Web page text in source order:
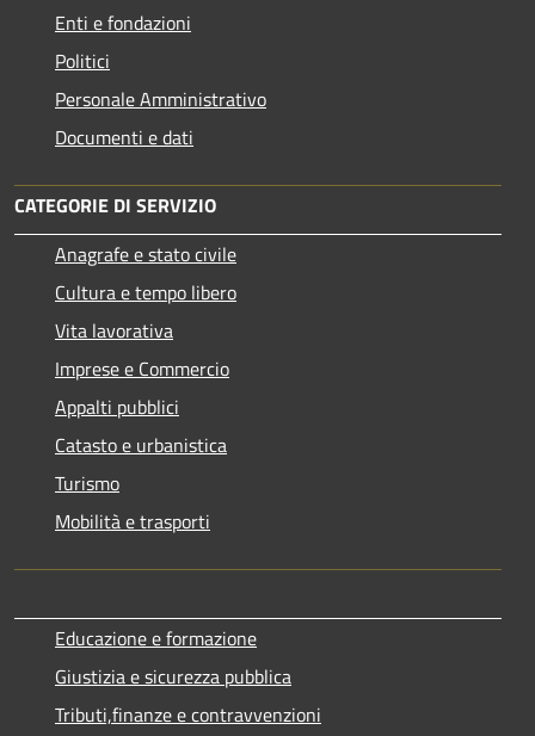
Enti e fondazioni
Politici
Personale Amministrativo
Documenti e dati
CATEGORIE DI SERVIZIO
Anagrafe e stato civile
Cultura e tempo libero
Vita lavorativa
Imprese e Commercio
Appalti pubblici
Catasto e urbanistica
Turismo
Mobilità e trasporti
Educazione e formazione
Giustizia e sicurezza pubblica
Tributi,finanze e contravvenzioni